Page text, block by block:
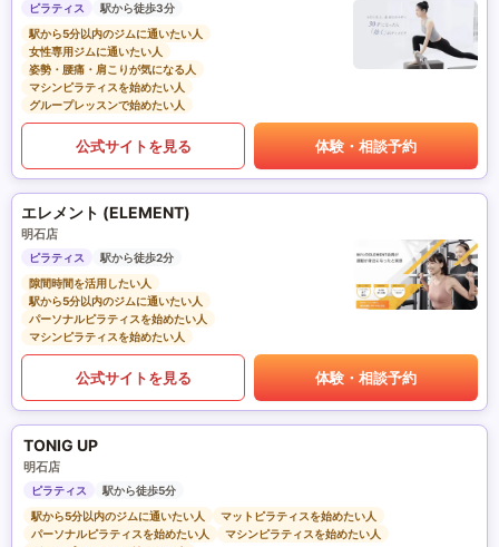
ピラティス
駅から徒歩3分
駅から5分以内のジムに通いたい人
女性専用ジムに通いたい人
姿勢・腰痛・肩こりが気になる人
マシンピラティスを始めたい人
グループレッスンで始めたい人
公式サイトを見る 体験・相談予約
エレメント (ELEMENT)
明石店
ピラティス
駅から徒歩2分
隙間時間を活用したい人
駅から5分以内のジムに通いたい人
パーソナルピラティスを始めたい人
マシンピラティスを始めたい人
公式サイトを見る 体験・相談予約
TONIG UP
明石店
ピラティス
駅から徒歩5分
駅から5分以内のジムに通いたい人
マットピラティスを始めたい人
パーソナルピラティスを始めたい人
マシンピラティスを始めたい人